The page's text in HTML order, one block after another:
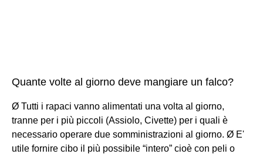
Quante volte al giorno deve mangiare un falco?
Ø Tutti i rapaci vanno alimentati una volta al giorno,
tranne per i più piccoli (Assiolo, Civette) per i quali è
necessario operare due somministrazioni al giorno. Ø E'
utile fornire cibo il più possibile “intero” cioè con peli o